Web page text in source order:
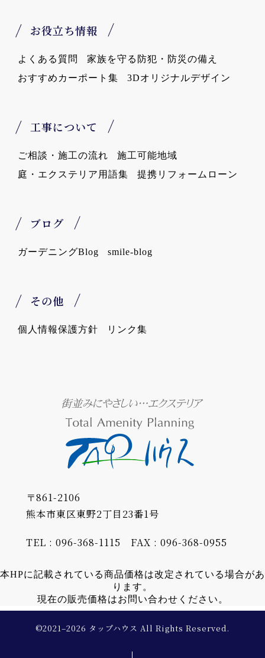
お役立ち情報
よくある質問
家族を守る防犯・防災の備え
おすすめカーポート集
3Dオリジナルデザイン
工事について
ご相談・施工の流れ
施工可能地域
庭・エクステリア用語集
提携リフォームローン
ブログ
ガーデニングBlog smile-blog
その他
個人情報保護方針 リンク集
〒861-2106
熊本市東区東野2丁目23番1号
TEL : 096-368-1115 FAX : 096-368-0955
本HPに記載されている商品価格は改定されている場合があ
ります。
現在の販売価格はお問い合わせください。
©2021–2026 タップハウス All Rights Reserved.